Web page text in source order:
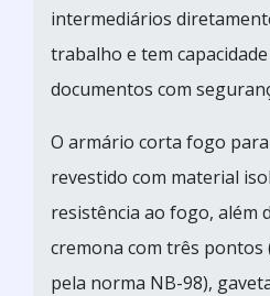
intermediários
trabalho e tem
documentos com
O armário corta fogo
revestido com material
resistência ao fogo, além
cremona com três pontos
pela norma NB-98),